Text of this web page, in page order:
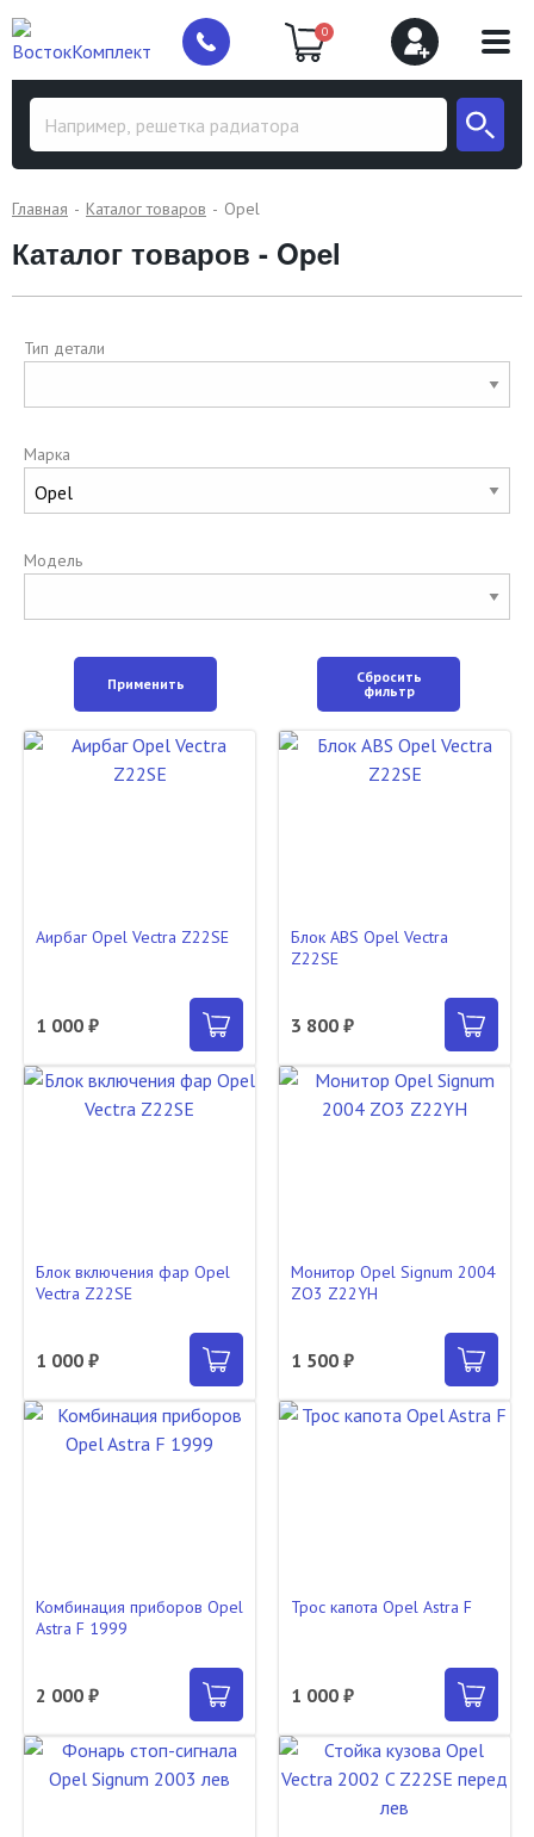
0
Главная Каталог товаров Opel
Каталог товаров - Opel
Тип детали
Марка
Модель
Применить
Сбросить
фильтр
Аирбаг Opel Vectra Z22SE
1 000 ₽
Блок ABS Opel Vectra
Z22SE
3 800 ₽
Блок включения фар Opel
Vectra Z22SE
1 000 ₽
Монитор Opel Signum 2004
ZO3 Z22YH
1 500 ₽
Комбинация приборов Opel
Astra F 1999
2 000 ₽
Трос капота Opel Astra F
1 000 ₽